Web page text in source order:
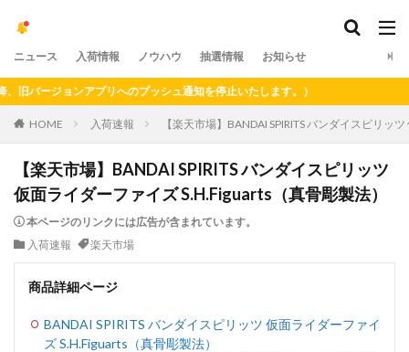
ニュース 入荷情報 ノウハウ 抽選情報 お知らせ
ジョンアプリへのプッシュ通知を停止いたします。）
HOME 入荷速報 【楽天市場】BANDAI SPIRITS バンダイスピリッ
【楽天市場】BANDAI SPIRITS バンダイスピリッツ
仮面ライダーファイズ S.H.Figuarts（真骨彫製法）
本ページのリンクには広告が含まれています。
入荷速報
楽天市場
商品詳細ページ
BANDAI SPIRITS バンダイスピリッツ 仮面ライダーファイ
ズ S.H.Figuarts（真骨彫製法）